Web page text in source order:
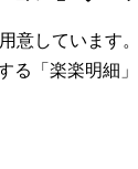
意しています。
る「楽楽明細」